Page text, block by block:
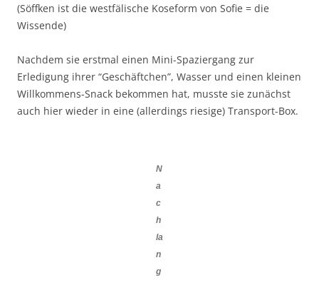
(Söffken ist die westfälische Koseform von Sofie = die
Wissende)
Nachdem sie erstmal einen Mini-Spaziergang zur
Erledigung ihrer “Geschäftchen”, Wasser und einen kleinen
Willkommens-Snack bekommen hat, musste sie zunächst
auch hier wieder in eine (allerdings riesige) Transport-Box.
N
a
c
h
la
n
g